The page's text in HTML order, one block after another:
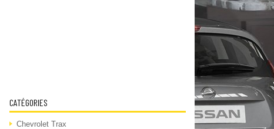
CATÉGORIES
Chevrolet Trax